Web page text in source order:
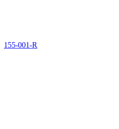
155-001-R